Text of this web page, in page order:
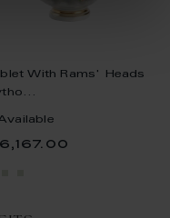
With Rams' Heads